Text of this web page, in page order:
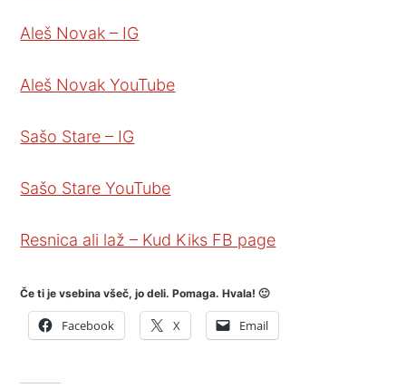
Aleš Novak – IG
Aleš Novak YouTube
Sašo Stare – IG
Sašo Stare YouTube
Resnica ali laž – Kud Kiks FB page
Če ti je vsebina všeč, jo deli. Pomaga. Hvala! 🙂
Facebook X Email